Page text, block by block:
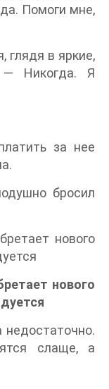
Помоги мне,
глядя в яркие,
— Никогда. Я
за нее
бросил
нового
нового
недостаточно.
слаще, а